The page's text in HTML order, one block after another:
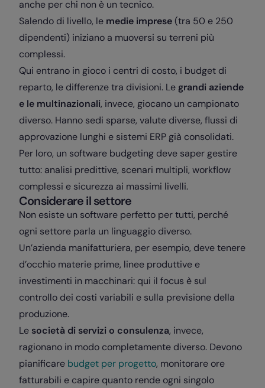
anche per chi non è un tecnico.
Salendo di livello, le medie imprese (tra 50 e 250
dipendenti) iniziano a muoversi su terreni più
complessi.
Qui entrano in gioco i centri di costo, i budget di
reparto, le differenze tra divisioni. Le grandi aziende
e le multinazionali, invece, giocano un campionato
diverso. Hanno sedi sparse, valute diverse, flussi di
approvazione lunghi e sistemi ERP già consolidati.
Per loro, un software budgeting deve saper gestire
tutto: analisi predittive, scenari multipli, workflow
complessi e sicurezza ai massimi livelli.
Considerare il settore
Non esiste un software perfetto per tutti, perché
ogni settore parla un linguaggio diverso.
Un’azienda manifatturiera, per esempio, deve tenere
d’occhio materie prime, linee produttive e
investimenti in macchinari: qui il focus è sul
controllo dei costi variabili e sulla previsione della
produzione.
Le società di servizi o consulenza, invece,
ragionano in modo completamente diverso. Devono
pianificare budget per progetto, monitorare ore
fatturabili e capire quanto rende ogni singolo